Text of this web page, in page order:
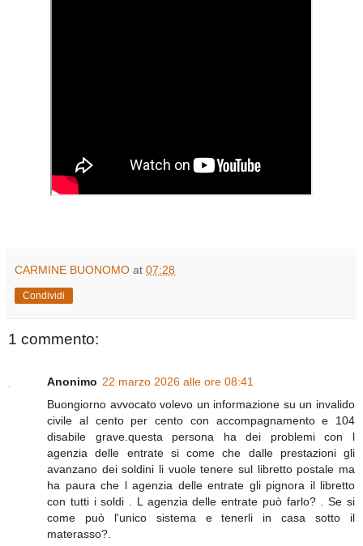
CARMINE BUONOMO at 07:28
Condividi
1 commento:
Anonimo 22 marzo 2026 alle ore 08:41
Buongiorno avvocato volevo un informazione su un invalido
civile al cento per cento con accompagnamento e 104
disabile grave.questa persona ha dei problemi con l
agenzia delle entrate si come che dalle prestazioni gli
avanzano dei soldini li vuole tenere sul libretto postale ma
ha paura che l agenzia delle entrate gli pignora il libretto
con tutti i soldi . L agenzia delle entrate può farlo? . Se si
come può l'unico sistema e tenerli in casa sotto il
materasso?.